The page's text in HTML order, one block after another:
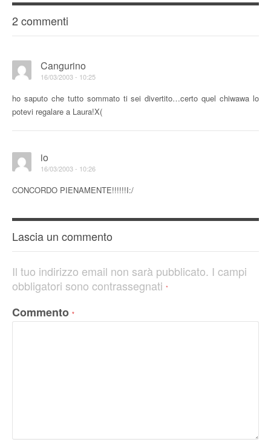
2 commenti
Cangurino
16/03/2003 - 10:25
ho saputo che tutto sommato ti sei divertito…certo quel chiwawa lo
potevi regalare a Laura!X(
io
16/03/2003 - 10:26
CONCORDO PIENAMENTE!!!!!!I:/
Lascia un commento
Il tuo indirizzo email non sarà pubblicato. I campi
obbligatori sono contrassegnati *
Commento *